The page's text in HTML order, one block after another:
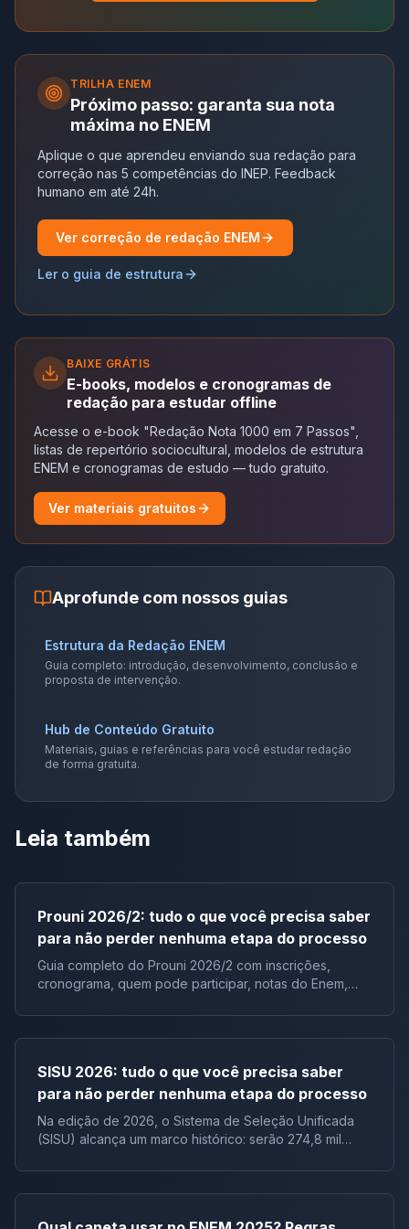
TRILHA ENEM
Próximo passo: garanta sua nota
máxima no ENEM
Aplique o que aprendeu enviando sua redação para
correção nas 5 competências do INEP. Feedback
humano em até 24h.
Ver correção de redação ENEM
Ler o guia de estrutura
BAIXE GRÁTIS
E-books, modelos e cronogramas de
redação para estudar offline
Acesse o e-book "Redação Nota 1000 em 7 Passos",
listas de repertório sociocultural, modelos de estrutura
ENEM e cronogramas de estudo — tudo gratuito.
Ver materiais gratuitos
Aprofunde com nossos guias
Estrutura da Redação ENEM
Guia completo: introdução, desenvolvimento, conclusão e
proposta de intervenção.
Hub de Conteúdo Gratuito
Materiais, guias e referências para você estudar redação
de forma gratuita.
Leia também
Prouni 2026/2: tudo o que você precisa saber
para não perder nenhuma etapa do processo
Guia completo do Prouni 2026/2 com inscrições,
cronograma, quem pode participar, notas do Enem,
SISU 2026: tudo o que você precisa saber
para não perder nenhuma etapa do processo
Na edição de 2026, o Sistema de Seleção Unificada
(SISU) alcança um marco histórico: serão 274,8 mil
instituições públicas, configurando a maior edição do
SISU em número de instituições participantes desde a